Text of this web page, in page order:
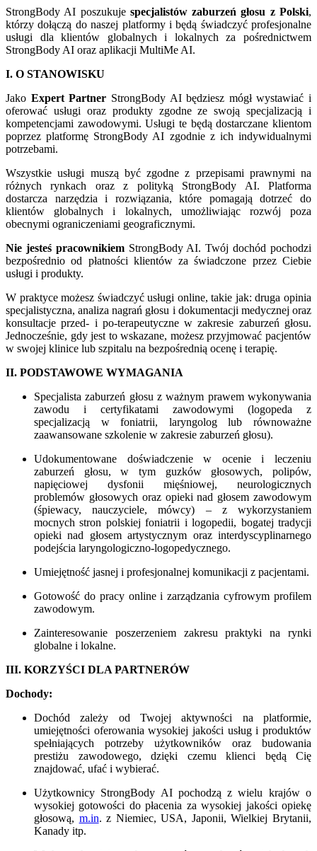
StrongBody AI poszukuje specjalistów zaburzeń głosu z Polski,
którzy dołączą do naszej platformy i będą świadczyć profesjonalne
usługi dla klientów globalnych i lokalnych za pośrednictwem
StrongBody AI oraz aplikacji MultiMe AI.
I. O STANOWISKU
Jako Expert Partner StrongBody AI będziesz mógł wystawiać i
oferować usługi oraz produkty zgodne ze swoją specjalizacją i
kompetencjami zawodowymi. Usługi te będą dostarczane klientom
poprzez platformę StrongBody AI zgodnie z ich indywidualnymi
potrzebami.
Wszystkie usługi muszą być zgodne z przepisami prawnymi na
różnych rynkach oraz z polityką StrongBody AI. Platforma
dostarcza narzędzia i rozwiązania, które pomagają dotrzeć do
klientów globalnych i lokalnych, umożliwiając rozwój poza
obecnymi ograniczeniami geograficznymi.
Nie jesteś pracownikiemStrongBody AI. Twój dochód pochodzi
bezpośrednio od płatności klientów za świadczone przez Ciebie
usługi i produkty.
W praktyce możesz świadczyć usługi online, takie jak: druga opinia
specjalistyczna, analiza nagrań głosu i dokumentacji medycznej oraz
konsultacje przed- i po-terapeutyczne w zakresie zaburzeń głosu.
Jednocześnie, gdy jest to wskazane, możesz przyjmować pacjentów
w swojej klinice lub szpitalu na bezpośrednią ocenę i terapię.
II. PODSTAWOWE WYMAGANIA
Specjalista zaburzeń głosu z ważnym prawem wykonywania
zawodu i certyfikatami zawodowymi (logopeda z
specjalizacją w foniatrii, laryngolog lub równoważne
zaawansowane szkolenie w zakresie zaburzeń głosu).
Udokumentowane doświadczenie w ocenie i leczeniu
zaburzeń głosu, w tym guzków głosowych, polipów,
napięciowej dysfonii mięśniowej, neurologicznych
problemów głosowych oraz opieki nad głosem zawodowym
(śpiewacy, nauczyciele, mówcy) – z wykorzystaniem
mocnych stron polskiej foniatrii i logopedii, bogatej tradycji
opieki nad głosem artystycznym oraz interdyscyplinarnego
podejścia laryngologiczno-logopedycznego.
Umiejętność jasnej i profesjonalnej komunikacji z pacjentami.
Gotowość do pracy online i zarządzania cyfrowym profilem
zawodowym.
Zainteresowanie poszerzeniem zakresu praktyki na rynki
globalne i lokalne.
III. KORZYŚCI DLA PARTNERÓW
Dochody:
Dochód zależy od Twojej aktywności na platformie,
umiejętności oferowania wysokiej jakości usług i produktów
spełniających potrzeby użytkowników oraz budowania
prestiżu zawodowego, dzięki czemu klienci będą Cię
znajdować, ufać i wybierać.
Użytkownicy StrongBody AI pochodzą z wielu krajów o
wysokiej gotowości do płacenia za wysokiej jakości opiekę
głosową, m.in. z Niemiec, USA, Japonii, Wielkiej Brytanii,
Kanady itp.